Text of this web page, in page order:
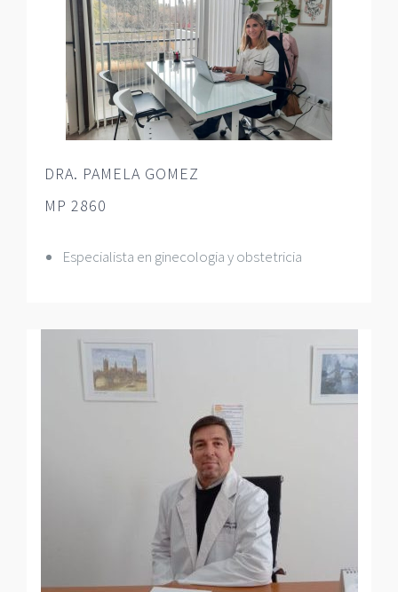
DRA. PAMELA GOMEZ
MP 2860
Especialista en ginecologia y obstetricia